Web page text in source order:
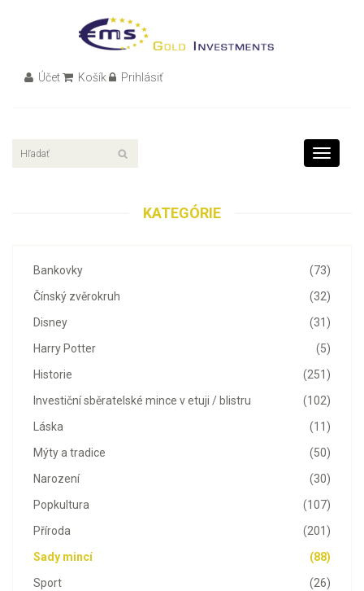
Účet Košík Prihlásiť
Toggle
KATEGÓRIE
(73)
Bankovky
(32)
Čínský zvěrokruh
(31)
Disney
(5)
Harry Potter
(251)
Historie
(102)
Investiční sběratelské mince v etuji / blistru
(11)
Láska
(50)
Mýty a tradice
(30)
Narození
(107)
Popkultura
(201)
Příroda
(88)
Sady mincí
(26)
Sport